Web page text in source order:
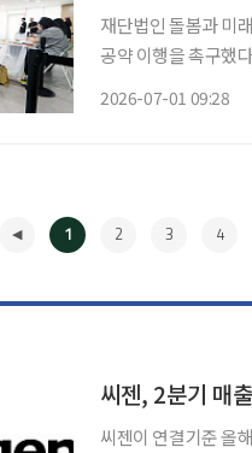
재단법인 돌봄과 미
공약 이행을 촉구했다. 돌봄과 미래는 1일 성명을 내고 “돌봄 공약은 선거용 구호가 아
2026-07-01 09:28
1 2 3 4
씨젠, 2분기 매
씨젠이 연결기준 올